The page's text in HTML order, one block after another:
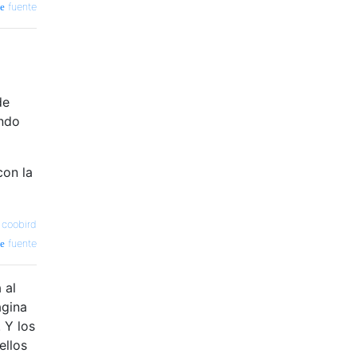
fuente
la
coobird
fuente
al
Y los